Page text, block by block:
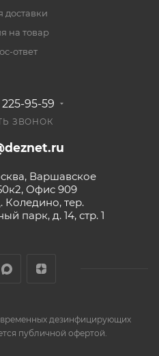
доставки
на товар
ответ
95-59
ЗВОНОК
Варшавское
Офис 909
Коледино, тер.
парк, д. 14, стр. 1
дезинфицирующих
публичной офертой.